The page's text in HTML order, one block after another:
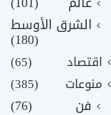
الشرق الأوسط
(180)
اقتصاد
(65)
منوعات
(385)
فن
(76)